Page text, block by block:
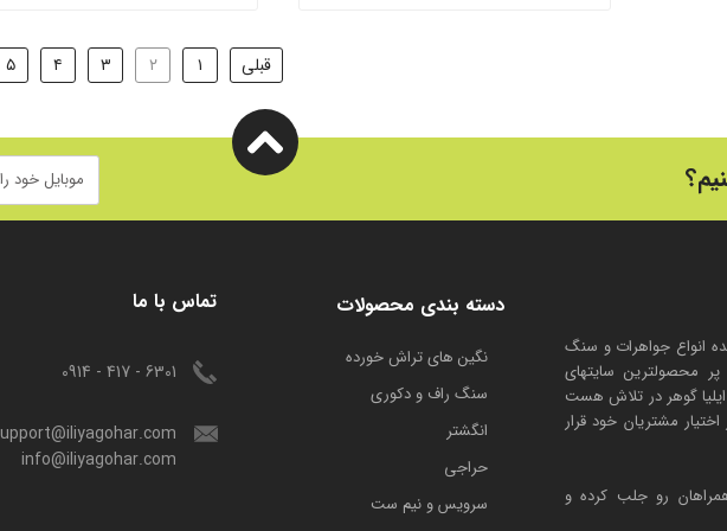
قبلی ۱ ۲ ۳ ۴ ۵
انواع جواهرات و سنگ
محصولترین سایتهای
گوهر در تلاش هست
مشتریان خود قرار
رو جلب کرده و
دسته بندی محصولات
​نگین های تراش خورده
سنگ راف و دکوری
انگشتر
حراجی
سرویس و نیم ست
تماس با ما
6301 - 417 - 0914
info@iliyagohar.com